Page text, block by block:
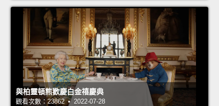
與柏靈頓熊歡慶白金禧慶典
觀看次數：23862 • 2022-07-28